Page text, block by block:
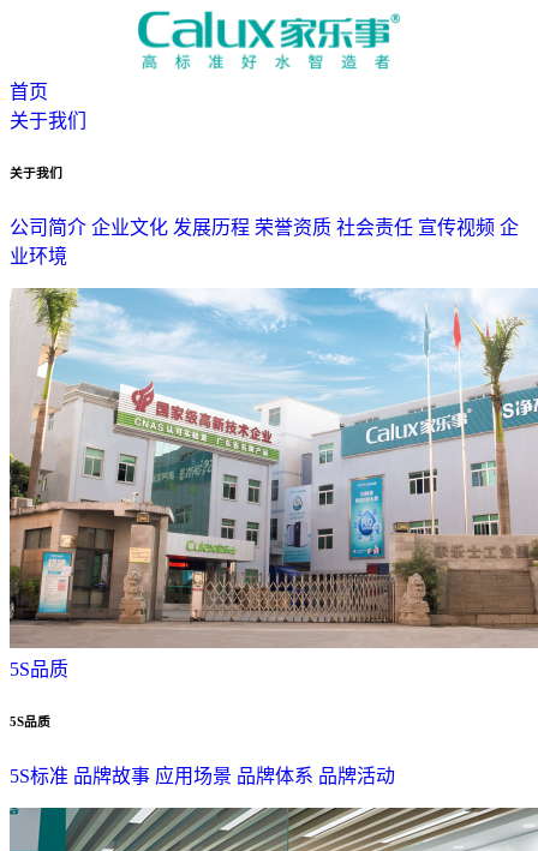
首页
关于我们
关于我们
公司简介 企业文化 发展历程 荣誉资质 社会责任 宣传视频 企
业环境
5S品质
5S品质
5S标准 品牌故事 应用场景 品牌体系 品牌活动